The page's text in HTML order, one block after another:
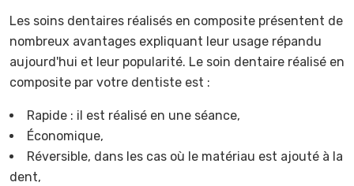
Les soins dentaires réalisés en composite présentent de
nombreux avantages expliquant leur usage répandu
aujourd'hui et leur popularité. Le soin dentaire réalisé en
composite par votre dentiste est :
Rapide : il est réalisé en une séance,
Économique,
Réversible, dans les cas où le matériau est ajouté à la
dent,